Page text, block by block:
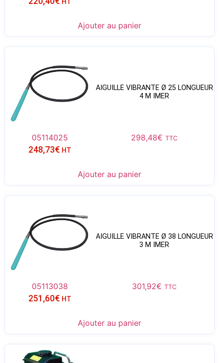
HT
Ajouter au panier
AIGUILLE VIBRANTE Ø 25 LONGUEUR
4 M IMER
05114025 298,48€ TTC
248,73€ HT
Ajouter au panier
AIGUILLE VIBRANTE Ø 38 LONGUEUR
3 M IMER
05113038 301,92€ TTC
251,60€ HT
Ajouter au panier